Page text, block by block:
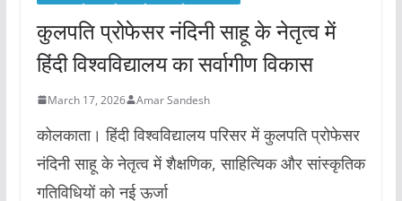
कुलपति प्रोफेसर नंदिनी साहू के नेतृत्व में
हिंदी विश्वविद्यालय का सर्वागीण विकास
March 17, 2026 Amar Sandesh
कोलकाता। हिंदी विश्वविद्यालय परिसर में कुलपति प्रोफेसर
नंदिनी साहू के नेतृत्व में शैक्षणिक, साहित्यिक और सांस्कृतिक
गतिविधियों को नई ऊर्जा